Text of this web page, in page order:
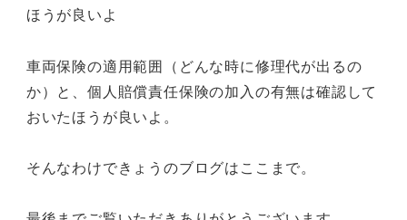
ほうが良いよ
車両保険の適用範囲（どんな時に修理代が出るの
か）と、個人賠償責任保険の加入の有無は確認して
おいたほうが良いよ。
そんなわけできょうのブログはここまで。